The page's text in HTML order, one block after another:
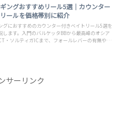
ングおすすめリール5選｜カウンター
ールを価格帯別に紹介
グにおすすめのカウンター付きベイトリール5選を
します。入門のバルケッタBBから最高峰のオシア
・ソルティガICまで、フォールレバーの有無や各
サーリンク